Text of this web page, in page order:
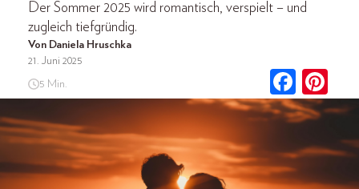
Der Sommer 2025 wird romantisch, verspielt – und
zugleich tiefgründig.
Von Daniela Hruschka
21. Juni 2025
5 Min.